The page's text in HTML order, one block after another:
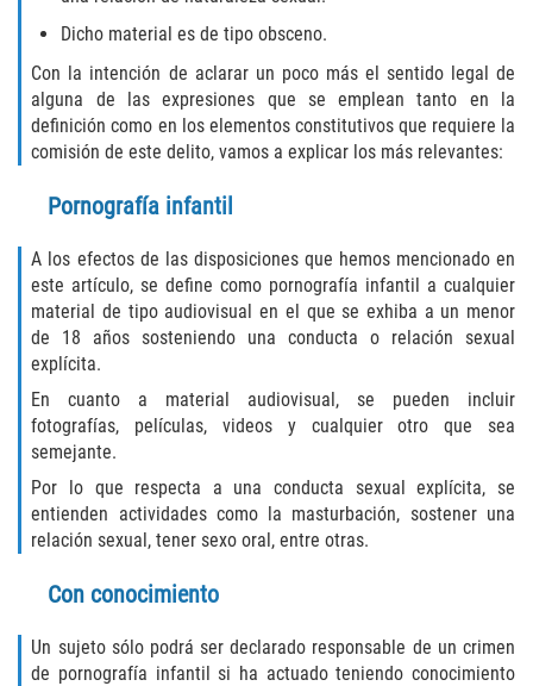
Fraude de Tarjeta de Crédito
Fraude Inmobiliario
Práctica No Autorizada de la
Delitos de Hurto
Hurto en Tiendas
Hurto Mayor de Auto
Hurto Menor
Recepción de Propiedad Robada
Dicho material es de tipo obsceno.
Con la intención de aclarar un poco más el sentido legal de
alguna de las expresiones que se emplean tanto en la
definición como en los elementos constitutivos que requiere la
comisión de este delito, vamos a explicar los más relevantes:
Pornografía infantil
A los efectos de las disposiciones que hemos mencionado en
este artículo, se define como pornografía infantil a cualquier
material de tipo audiovisual en el que se exhiba a un menor
de 18 años sosteniendo una conducta o relación sexual
explícita.
En cuanto a material audiovisual, se pueden incluir
fotografías, películas, videos y cualquier otro que sea
semejante.
Por lo que respecta a una conducta sexual explícita, se
entienden actividades como la masturbación, sostener una
relación sexual, tener sexo oral, entre otras.
Con conocimiento
Un sujeto sólo podrá ser declarado responsable de un crimen
de pornografía infantil si ha actuado teniendo conocimiento